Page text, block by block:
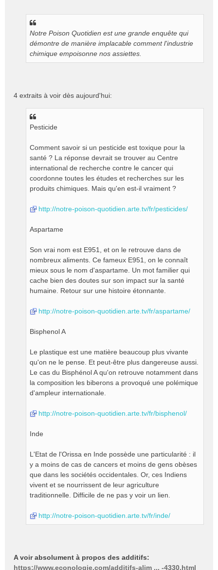
Notre Poison Quotidien est une grande enquête qui
démontre de manière implacable comment l'industrie
chimique empoisonne nos assiettes.
4 extraits à voir dès aujourd'hui:
Pesticide
Comment savoir si un pesticide est toxique pour la
santé ? La réponse devrait se trouver au Centre
international de recherche contre le cancer qui
coordonne toutes les études et recherches sur les
produits chimiques. Mais qu'en est-il vraiment ?
http://notre-poison-quotidien.arte.tv/fr/pesticides/
Aspartame
Son vrai nom est E951, et on le retrouve dans de
nombreux aliments. Ce fameux E951, on le connaît
mieux sous le nom d'aspartame. Un mot familier qui
cache bien des doutes sur son impact sur la santé
humaine. Retour sur une histoire étonnante.
http://notre-poison-quotidien.arte.tv/fr/aspartame/
Bisphenol A
Le plastique est une matière beaucoup plus vivante
qu'on ne le pense. Et peut-être plus dangereuse aussi.
Le cas du Bisphénol A qu'on retrouve notamment dans
la composition les biberons a provoqué une polémique
d'ampleur internationale.
http://notre-poison-quotidien.arte.tv/fr/bisphenol/
Inde
L'Etat de l'Orissa en Inde possède une particularité : il
y a moins de cas de cancers et moins de gens obèses
que dans les sociétés occidentales. Or, ces Indiens
vivent et se nourrissent de leur agriculture
traditionnelle. Difficile de ne pas y voir un lien.
http://notre-poison-quotidien.arte.tv/fr/inde/
A voir absolument à propos des additifs:
https://www.econologie.com/additifs-alim ... -4330.html